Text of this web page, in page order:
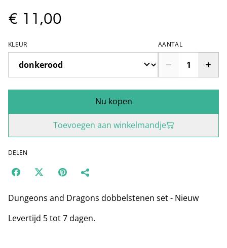
€ 11,00
KLEUR AANTAL
Nu kopen
Toevoegen aan winkelmandje
DELEN
Dungeons and Dragons dobbelstenen set - Nieuw
Levertijd 5 tot 7 dagen.